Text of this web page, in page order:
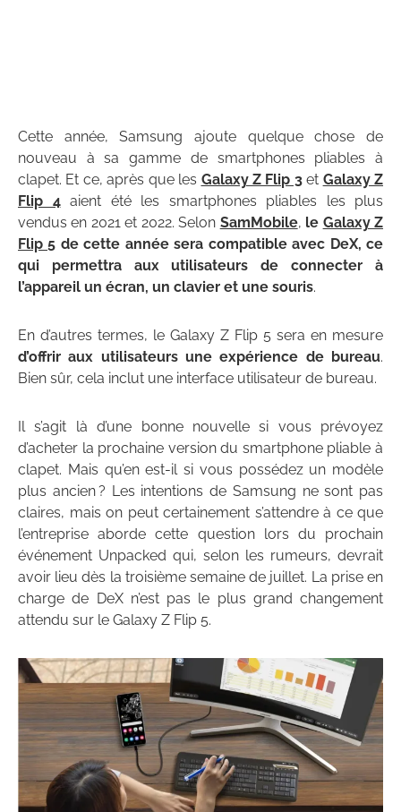
Cette année, Samsung ajoute quelque chose de
nouveau à sa gamme de smartphones pliables à
clapet. Et ce, après que les Galaxy Z Flip 3et Galaxy Z
Flip 4aient été les smartphones pliables les plus
vendus en 2021 et 2022. Selon SamMobile, le Galaxy Z
Flip 5 de cette année sera compatible avec DeX, ce
qui permettra aux utilisateurs de connecter à
l’appareil un écran, un clavier et une souris.
En d’autres termes, le Galaxy Z Flip 5 sera en mesure
d’offrir aux utilisateurs une expérience de bureau.
Bien sûr, cela inclut une interface utilisateur de bureau.
Il s’agit là d’une bonne nouvelle si vous prévoyez
d’acheter la prochaine version du smartphone pliable à
clapet. Mais qu’en est-il si vous possédez un modèle
plus ancien ? Les intentions de Samsung ne sont pas
claires, mais on peut certainement s’attendre à ce que
l’entreprise aborde cette question lors du prochain
événement Unpacked qui, selon les rumeurs, devrait
avoir lieu dès la troisième semaine de juillet. La prise en
charge de DeX n’est pas le plus grand changement
attendu sur le Galaxy Z Flip 5.